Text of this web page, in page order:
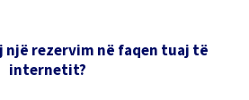
një rezervim në faqen tuaj të
internetit?